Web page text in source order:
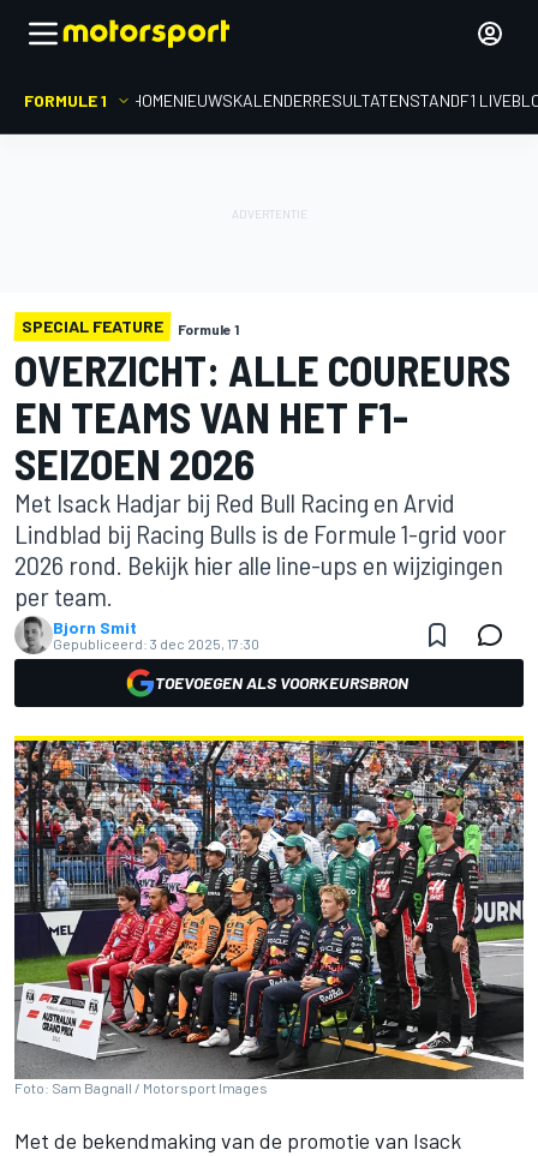
FORMULE 1 HOMENIEUWSKALENDERRESULTATENSTANDF1
SPECIAL FEATURE Formule 1
OVERZICHT: ALLE COUREURS
EN TEAMS VAN HET F1-
SEIZOEN 2026
Met Isack Hadjar bij Red Bull Racing en Arvid
Lindblad bij Racing Bulls is de Formule 1-grid voor
2026 rond. Bekijk hier alle line-ups en wijzigingen
per team.
Bjorn Smit
Gepubliceerd: 3 dec 2025, 17:30
TOEVOEGEN ALS VOORKEURSBRON
Foto: Sam Bagnall / Motorsport Images
Met de bekendmaking van de promotie van Isack